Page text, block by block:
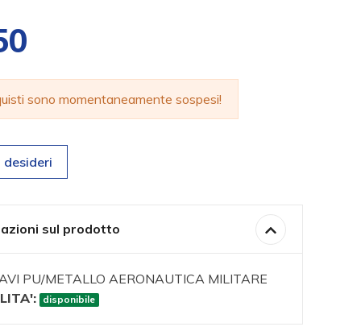
sono momentaneamente sospesi!
desideri
sul prodotto
PU/METALLO AERONAUTICA MILITARE
disponibile